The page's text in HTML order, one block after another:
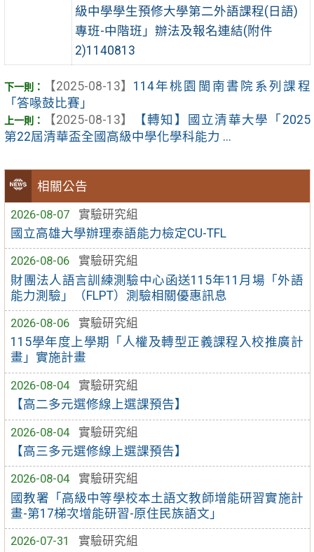
相關公告
2026-08-07
實驗研究組
國立高雄大學辦理泰語能力檢定CU-TFL
2026-08-06
實驗研究組
財團法人語言訓練測驗中心函送115年11月場「外語
能力測驗」（FLPT）測驗相關優惠訊息
2026-08-06
實驗研究組
115學年度上學期「人權及轉型正義課程入校推廣計
畫」實施計畫
2026-08-04
實驗研究組
【高二多元選修線上選課預告】
2026-08-04
實驗研究組
【高三多元選修線上選課預告】
2026-08-04
實驗研究組
國教署「高級中等學校本土語文教師增能研習實施計
畫-第17梯次增能研習-原住民族語文」
2026-07-31
實驗研究組
級中學學生預修大學第二外語課程(日語)
專班-中階班」辦法及報名連結(附件
2)1140813
【2025-08-13】 114年桃園閩南書院系列課程
「答喙鼓比賽」
【2025-08-13】
【轉知】國立清華大學「2025
第22屆清華盃全國高級中學化學科能力 ...